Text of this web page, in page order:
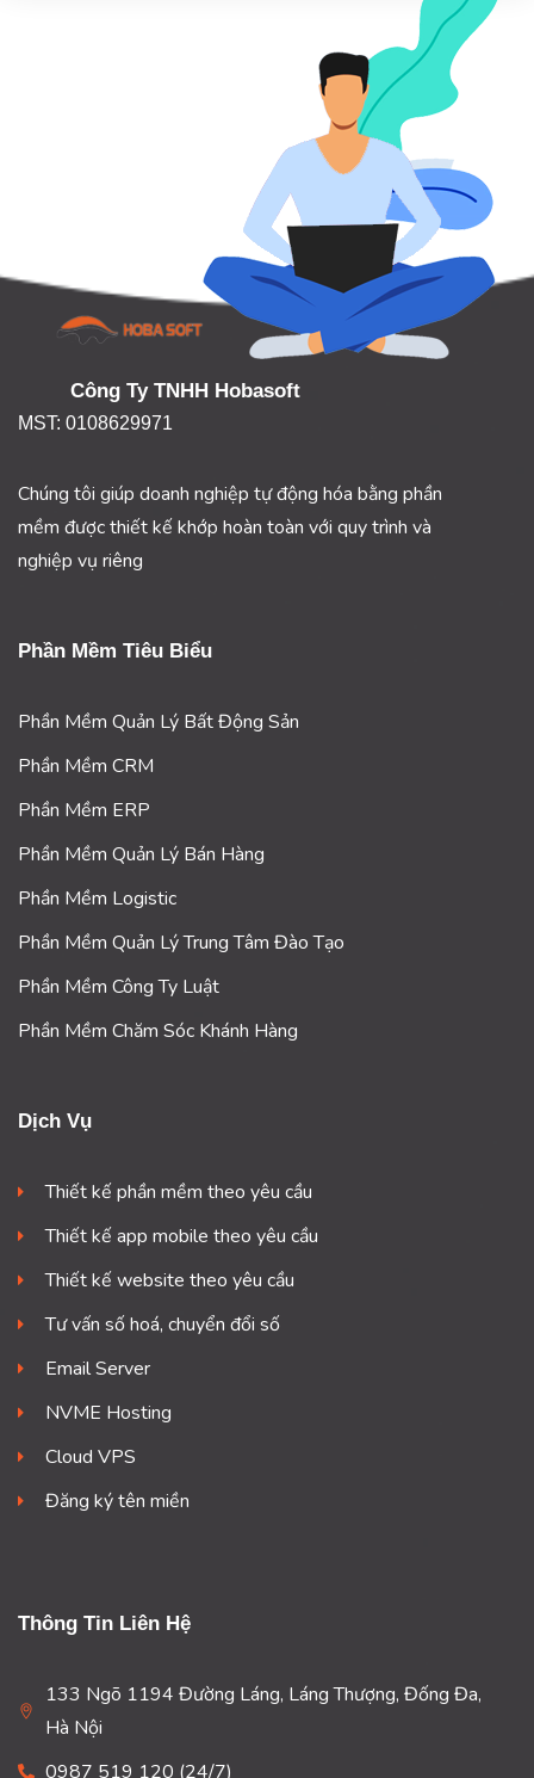
Công Ty TNHH Hobasoft
MST: 0108629971
Chúng tôi giúp doanh nghiệp tự động hóa bằng phần
mềm được thiết kế khớp hoàn toàn với quy trình và
nghiệp vụ riêng
Phần Mềm Tiêu Biểu
Phần Mềm Quản Lý Bất Động Sản
Phần Mềm CRM
Phần Mềm ERP
Phần Mềm Quản Lý Bán Hàng
Phần Mềm Logistic
Phần Mềm Quản Lý Trung Tâm Đào Tạo
Phần Mềm Công Ty Luật
Phần Mềm Chăm Sóc Khánh Hàng
Dịch Vụ
Thiết kế phần mềm theo yêu cầu
Thiết kế app mobile theo yêu cầu
Thiết kế website theo yêu cầu
Tư vấn số hoá, chuyển đổi số
Email Server
NVME Hosting
Cloud VPS
Đăng ký tên miền
Thông Tin Liên Hệ
133 Ngõ 1194 Đường Láng, Láng Thượng, Đống Đa,
Hà Nội
0987 519 120 (24/7)